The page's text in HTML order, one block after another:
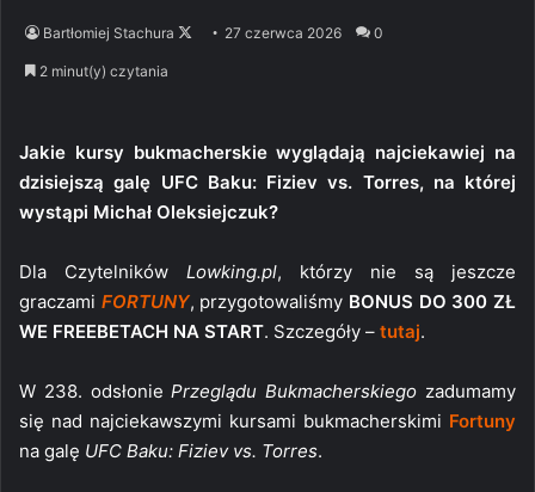
Bartłomiej Stachura
Follow27 czerwca 2026 0
2 minut(y) czytania
Jakie kursy bukmacherskie wyglądają najciekawiej na
dzisiejszą galę UFC Baku: Fiziev vs. Torres, na której
wystąpi Michał Oleksiejczuk?
Dla Czytelników Lowking.pl, którzy nie są jeszcze
graczami FORTUNY, przygotowaliśmy BONUS DO 300 ZŁ
WE FREEBETACH NA START. Szczegóły – tutaj.
W 238. odsłoniePrzeglądu Bukmacherskiego zadumamy
się nad najciekawszymi kursami bukmacherskimi Fortuny
na galę UFC Baku: Fiziev vs. Torres.